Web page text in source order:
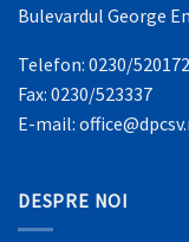
Bulevardul George
Telefon: 0230/
Fax: 0230/523337
E-mail:
DESPRE NOI